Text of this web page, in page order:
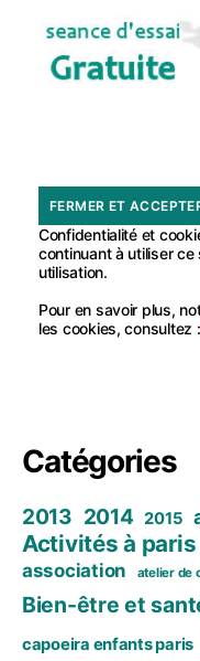
Confidentialité et
continuant à utiliser
utilisation.
Pour en savoir plus,
les cookies, consultez :
Catégories
2013 2014 2015
Activités à paris
association atelier de
Bien-être et
capoeira enfants paris